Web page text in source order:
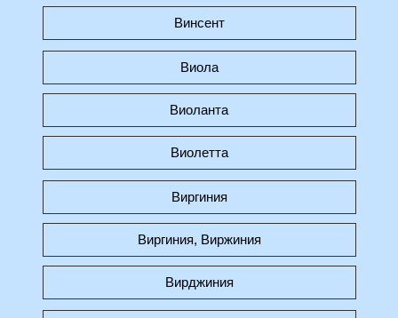
Винсент
Виола
Виоланта
Виолетта
Виргиния
Виргиния, Виржиния
Вирджиния